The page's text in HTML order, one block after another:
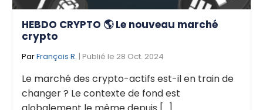
HEBDO CRYPTO 🌎 Le nouveau marché
crypto
ParFrançois R. | Publié le 28 Oct. 2024
Le marché des crypto-actifs est-il en train de
changer ? Le contexte de fond est